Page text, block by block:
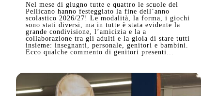
Nel mese di giugno tutte e quattro le scuole del
Pellicano hanno festeggiato la fine dell’anno
scolastico 2026/27! Le modalità, la forma, i giochi
sono stati diversi, ma in tutte è stata evidente la
grande condivisione, l’amicizia e la a
collaborazione tra gli adulti e la gioia di stare tutti
insieme: insegnanti, personale, genitori e bambini.
Ecco qualche commento di genitori presenti...